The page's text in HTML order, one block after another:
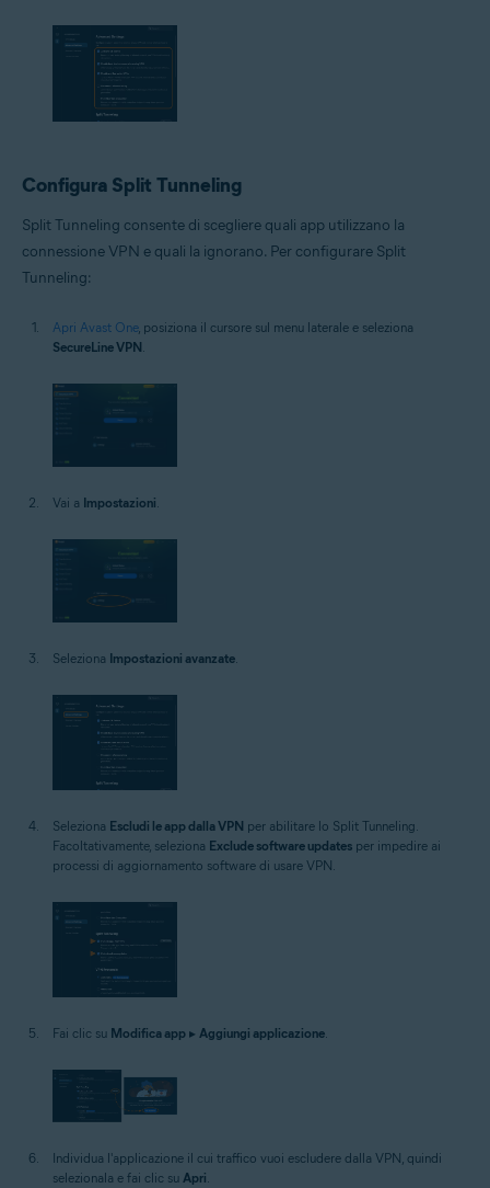
Configura Split Tunneling
Split Tunneling consente di scegliere quali app utilizzano la
connessione VPN e quali la ignorano. Per configurare Split
Tunneling:
Apri Avast One, posiziona il cursore sul menu laterale e seleziona
SecureLine VPN
Vai a Impostazioni
Seleziona Impostazioni avanzate
Seleziona Escludi le app dalla VPN per abilitare lo Split Tunneling.
Facoltativamente, seleziona Exclude software updates per impedire ai
processi di aggiornamento software di usare VPN.
Fai clic su Modifica app ▸ Aggiungi applicazione
Individua l'applicazione il cui traffico vuoi escludere dalla VPN, quindi
selezionala e fai clic su Apri.